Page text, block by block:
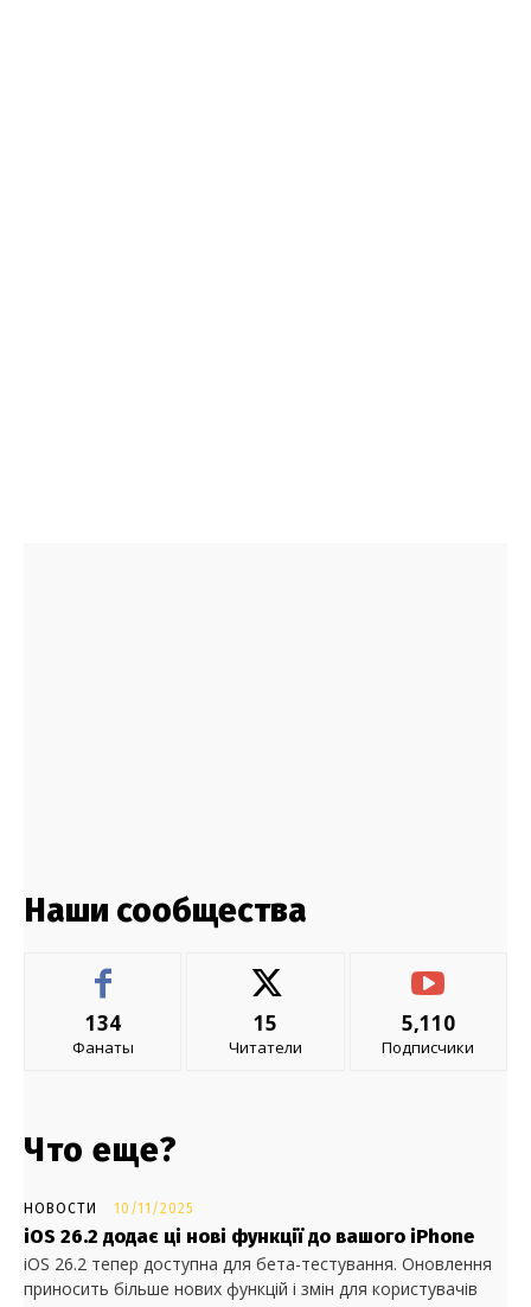
Наши сообщества
134
Фанаты
15
Читатели
5,110
Подписчики
Что еще?
НОВОСТИ 10/11/2025
iOS 26.2 додає ці нові функції до вашого iPhone
iOS 26.2 тепер доступна для бета-тестування. Оновлення
приносить більше нових функцій і змін для користувачів